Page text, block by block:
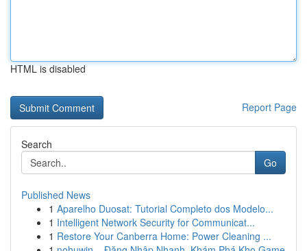
HTML is disabled
Report Page
Search
Go
Published News
1 Aparelho Duosat: Tutorial Completo dos Modelo...
1 Intelligent Network Security for Communicat...
1 Restore Your Canberra Home: Power Cleaning ...